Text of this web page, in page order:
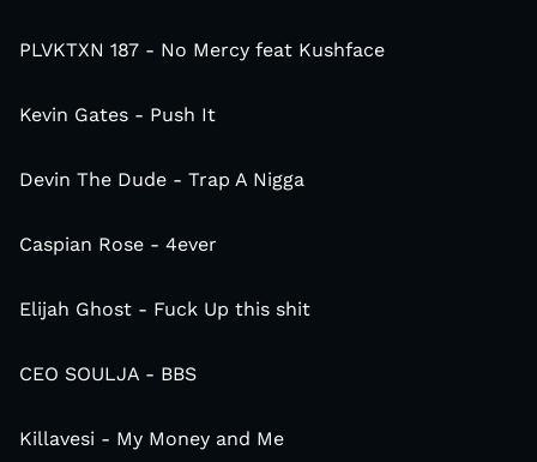
PLVKTXN 187 - No Mercy feat Kushface
Kevin Gates - Push It
Devin The Dude - Trap A Nigga
Caspian Rose - 4ever
Elijah Ghost - Fuck Up this shit
CEO SOULJA - BBS
Killavesi - My Money and Me